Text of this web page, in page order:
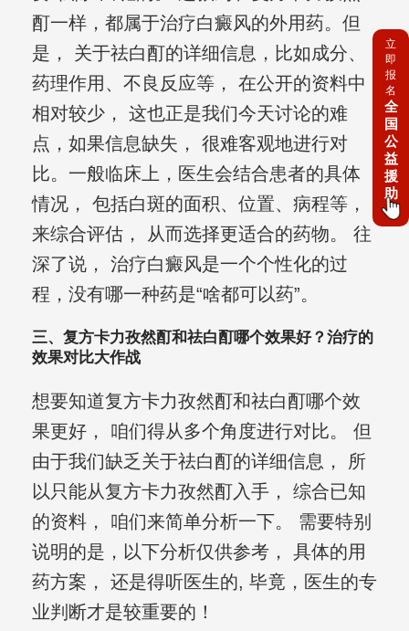
酊一样，都属于治疗白癜风的外用药。但
是， 关于祛白酊的详细信息，比如成分、
药理作用、不良反应等， 在公开的资料中
相对较少， 这也正是我们今天讨论的难
点，如果信息缺失， 很难客观地进行对
比。一般临床上，医生会结合患者的具体
情况， 包括白斑的面积、位置、病程等，
来综合评估， 从而选择更适合的药物。 往
深了说， 治疗白癜风是一个个性化的过
程，没有哪一种药是“啥都可以药”。
三、复方卡力孜然酊和祛白酊哪个效果好？治疗的
效果对比大作战
想要知道复方卡力孜然酊和祛白酊哪个效
果更好， 咱们得从多个角度进行对比。 但
由于我们缺乏关于祛白酊的详细信息， 所
以只能从复方卡力孜然酊入手， 综合已知
的资料， 咱们来简单分析一下。 需要特别
说明的是，以下分析仅供参考， 具体的用
药方案， 还是得听医生的, 毕竟，医生的专
业判断才是较重要的！
立
即
报
名
全
国
公
益
援
助